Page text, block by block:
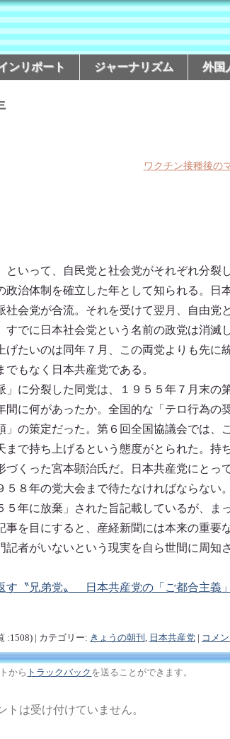
ンリポート ジャーナリズム 外国
ワクチン接種後の
いって、自民党と社会党がそれぞれ分裂
政治体制を確立した年として知られる。日
社会党が合流。それを受けて翌月、自由党
すでに日本社会党という名前の政党は消滅
たいのは同年７月、この両党よりも先に
もなく日本共産党である。
」に分裂した同党は、１９５５年７月末の
に何があったか。全国的な「テロ行為の
」の策定だった。第６回全国協議会では、
まで持ち上げるという態度がとられた。持
くった宮本顕治氏だ。日本共産党にとっ
８年の党大会まで待たなければならない。
５年に放棄」された旨記載しているが、ま
事を目にすると、産経新聞には本来の重要
記者がいないという現実を自ら世間に周知
す〝兄弟党〟 日本共産党の「ご都合主義
:1508) | カテゴリー: きょうの朝刊 , 日本共産党|
コメ
から トラックバック を送ることができます。
トは受け付けていません。